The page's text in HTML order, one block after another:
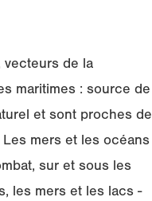
vecteurs de la
maritimes : source de
et sont proches de
mers et les océans
sur et sous les
les mers et les lacs -